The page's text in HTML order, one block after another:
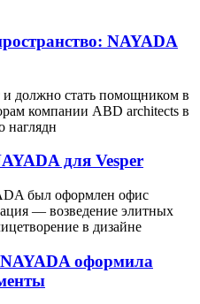
NAYADA
должно стать помощником в
компании ABD architects в
наглядн
для Vesper
был оформлен офис
— возведение элитных
в дизайне
оформила